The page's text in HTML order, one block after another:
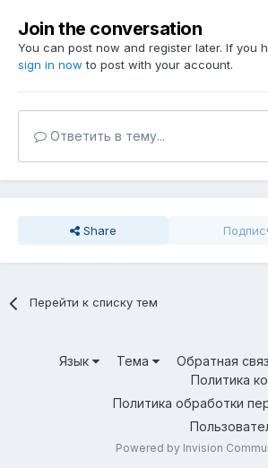
Join the conversation
You can post now and register later. If you
sign in now to post with your account.
Ответить в тему...
Share
Перейти к списку тем
Язык Тема Обратная
Политика
Политика обработки
Powered by Invision